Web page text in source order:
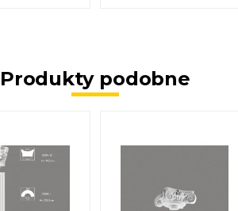
Produkty podobne